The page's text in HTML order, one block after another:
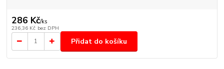
286 Kč/ks
236,36 Kč bez DPH
Přidat do košíku